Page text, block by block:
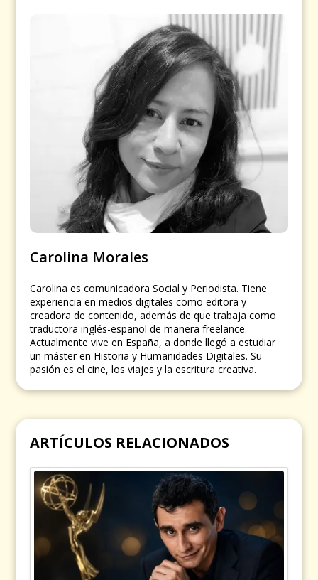
Carolina Morales
Carolina es comunicadora Social y Periodista. Tiene
experiencia en medios digitales como editora y
creadora de contenido, además de que trabaja como
traductora inglés-español de manera freelance.
Actualmente vive en España, a donde llegó a estudiar
un máster en Historia y Humanidades Digitales. Su
pasión es el cine, los viajes y la escritura creativa.
ARTÍCULOS RELACIONADOS